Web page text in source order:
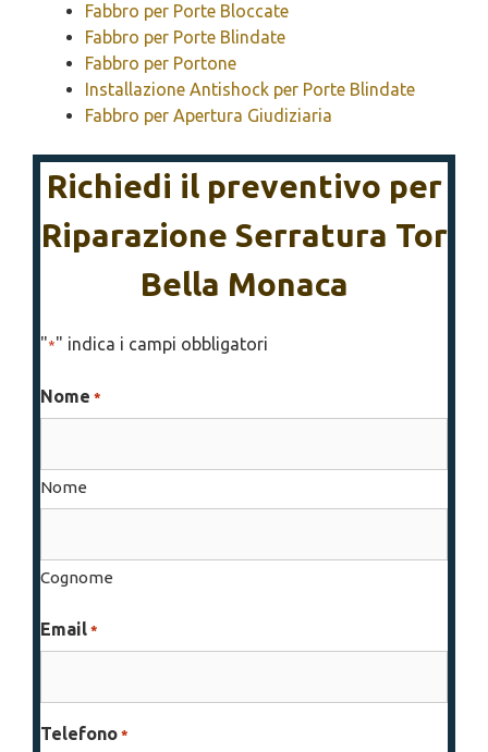
Fabbro per Porte Bloccate
Fabbro per Porte Blindate
Fabbro per Portone
Installazione Antishock per Porte Blindate
Fabbro per Apertura Giudiziaria
Richiedi il preventivo per
Riparazione Serratura Tor
Bella Monaca
"*" indica i campi obbligatori
Nome *
Nome
Cognome
Email *
Telefono *